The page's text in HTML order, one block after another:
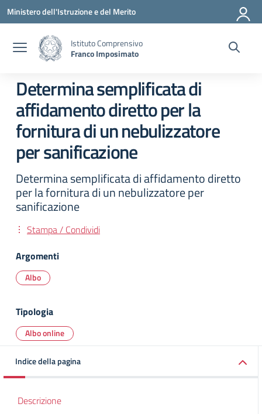
Vai ai contenuti
Vai al menu di navigazione
Vai al footer
Ministero dell'Istruzione e del Merito
Istituto Comprensivo
Franco Imposimato
Determina semplificata di
affidamento diretto per la
fornitura di un nebulizzatore
per sanificazione
Determina semplificata di affidamento diretto
per la fornitura di un nebulizzatore per
sanificazione
Stampa / Condividi
Argomenti
Albo
Tipologia
Albo online
Indice della pagina
Descrizione